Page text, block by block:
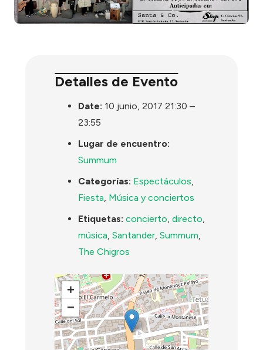
Detalles de Evento
Date: 10 junio, 2017 21:30 –
23:55
Lugar de encuentro:
Summum
Categorías: Espectáculos,
Fiesta, Música y conciertos
Etiquetas: concierto,directo,
música,Santander,Summum,
The Chigros
+
−